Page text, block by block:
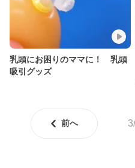
乳頭にお困りのママに！ 乳頭
吸引グッズ
前へ